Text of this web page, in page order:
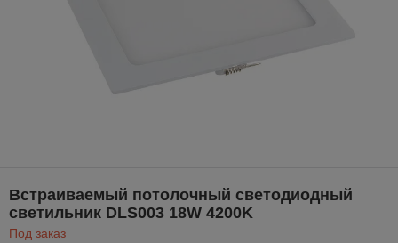
Встраиваемый потолочный светодиодный
светильник DLS003 18W 4200K
Под заказ